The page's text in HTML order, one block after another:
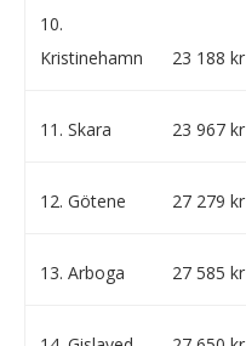
10.
Kristinehamn
23 188 kr
11. Skara 23 967 kr
12. Götene 27 279 kr
13. Arboga 27 585 kr